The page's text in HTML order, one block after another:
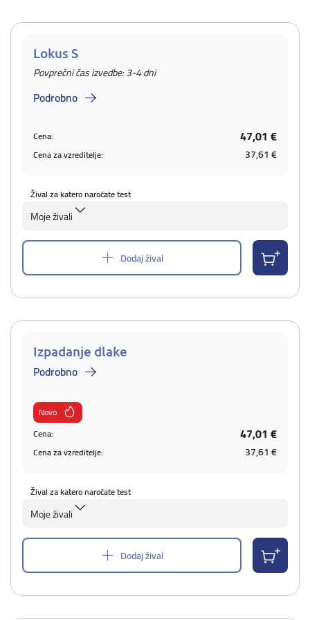
Lokus S
Povprečni čas izvedbe: 3-4 dni
Podrobno
Cena: 47,01 €
Cena za vzreditelje: 37,61 €
Žival za katero naročate test
Moje živali
Dodaj žival
Izpadanje dlake
Podrobno
Novo
Cena:
47,01 €
Cena za vzreditelje: 37,61 €
Žival za katero naročate test
Moje živali
Dodaj žival